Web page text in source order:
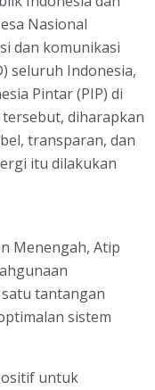
Nasional
dan komunikasi
seluruh Indonesia,
Pintar (PIP) di
diharapkan
transparan, dan
itu dilakukan
Menengah, Atip
tantangan
sistem
untuk